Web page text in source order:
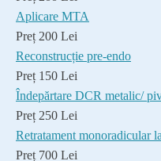
Aplicare MTA
Preț 200 Lei
Reconstrucție pre-endo
Preț 150 Lei
Îndepărtare DCR metalic/
Preț 250 Lei
Retratament monoradicular
Preț 700 Lei